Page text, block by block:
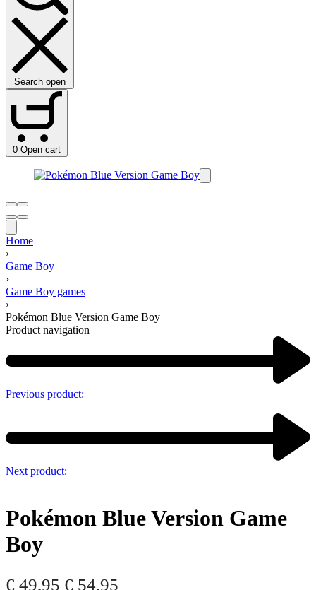
Search open
0 Open cart
Home
›
Game Boy
›
Game Boy games
›
Pokémon Blue Version Game Boy
Product navigation
Previous product:
Next product:
Pokémon Blue Version Game
Boy
€ 49,95 € 54,95